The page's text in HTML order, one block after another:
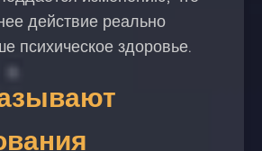
действие реально
психическое здоровье.